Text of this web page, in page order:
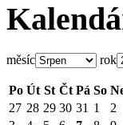
měsíc rok
Po Út St Čt Pá So
27 28 29 30 31 1
2